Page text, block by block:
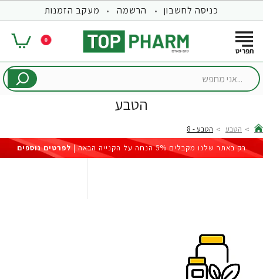
כניסה לחשבון הרשמה מעקב הזמנות
0
...אני
הטבע
home
הטבע
הטבע - 8
רק באתר שלנו מקבלים 5% הנחה על הקנייה הבאה |
לפרטים נוספים